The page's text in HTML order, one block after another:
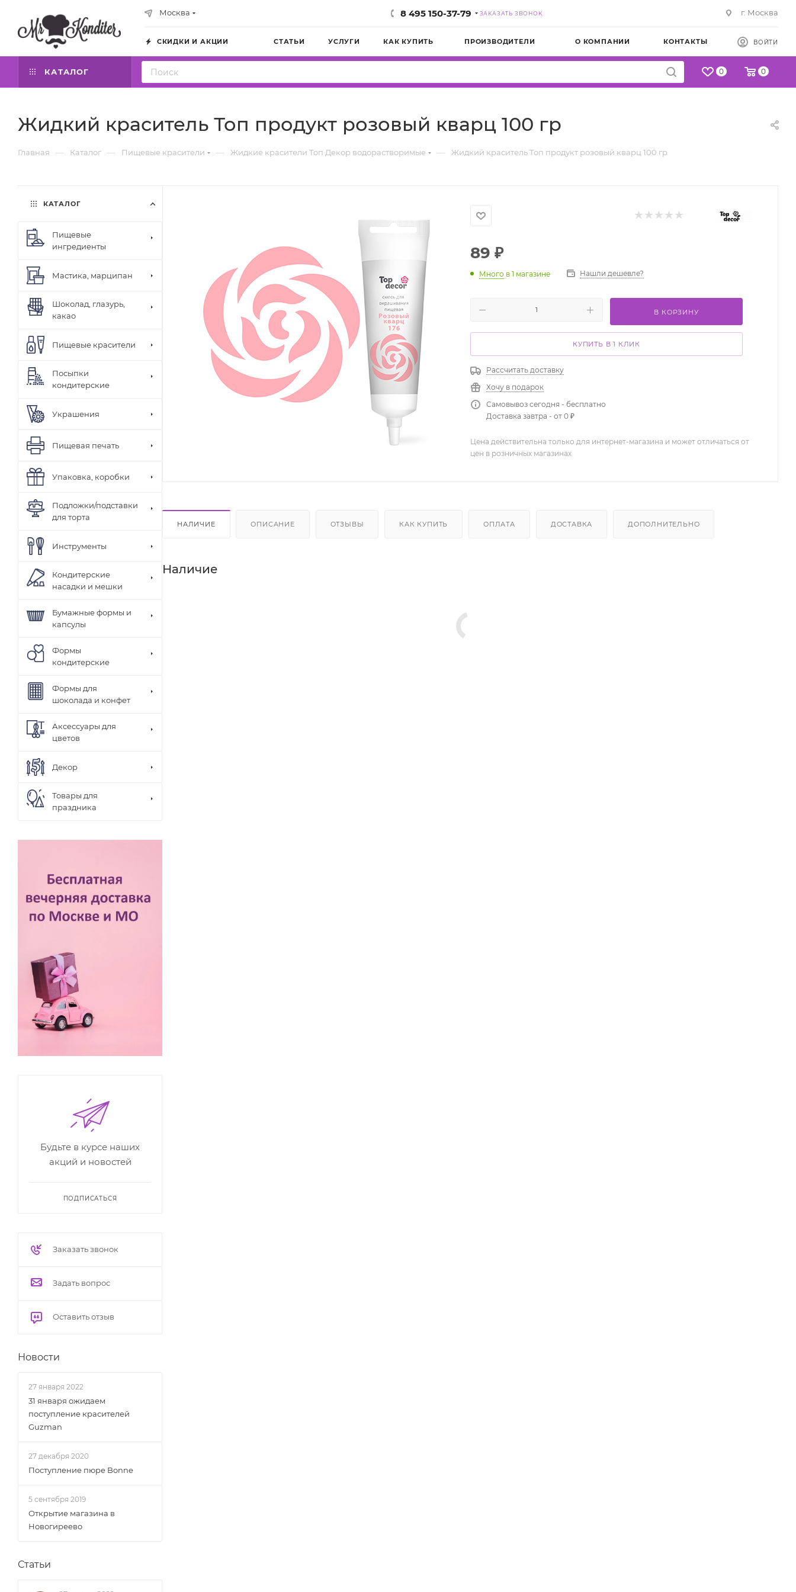
Москва 8 495 150-37-79 ЗАКАЗАТЬ ЗВОНОК г. Москва
СКИДКИ И АКЦИИ СТАТЬИ УСЛУГИ КАК КУПИТЬ ПРОИЗВОДИТЕЛИ О КОМПАНИИ КОНТАКТЫ ВОЙТИ
КАТАЛОГ 0 0
Жидкий краситель Топ продукт розовый кварц 100 гр
Главная — Каталог — Пищевые красители — Жидкие красители Топ Декор водорастворимые — Жидкий краситель Топ продукт розовый кварц 100 гр
89 ₽
Много в 1 магазине Нашли дешевле?
В КОРЗИНУ
КУПИТЬ В 1 КЛИК
Рассчитать доставку
Хочу в подарок
Самовывоз сегодня - бесплатно
Доставка завтра - от 0 ₽
Цена действительна только для интернет-магазина и может отличаться от
цен в розничных магазинах
НАЛИЧИЕ ОПИСАНИЕ ОТЗЫВЫ КАК КУПИТЬ ОПЛАТА ДОСТАВКА ДОПОЛНИТЕЛЬНО
Наличие
КАТАЛОГ
Пищевые
ингредиенты
Мастика, марципан
Шоколад, глазурь,
какао
Пищевые красители
Посыпки
кондитерские
Украшения
Пищевая печать
Упаковка, коробки
Подложки/подставки
для торта
Инструменты
Кондитерские
насадки и мешки
Бумажные формы и
капсулы
Формы
кондитерские
Формы для
шоколада и конфет
Аксессуары для
цветов
Декор
Товары для
праздника
Будьте в курсе наших
акций и новостей
ПОДПИСАТЬСЯ
Заказать звонок
Задать вопрос
Оставить отзыв
Новости
27 января 2022
31 января ожидаем
поступление красителей
Guzman
27 декабря 2020
Поступление пюре Bonne
5 сентября 2019
Открытие магазина в
Новогиреево
Статьи